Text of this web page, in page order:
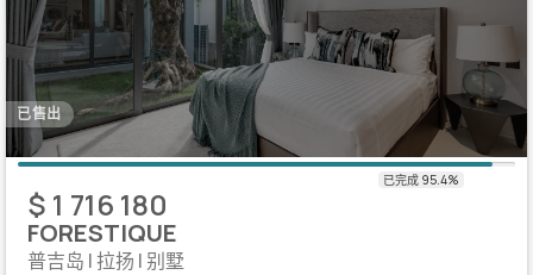
已售出
$ 1 716 180
FORESTIQUE
普吉岛 | 拉扬 | 别墅